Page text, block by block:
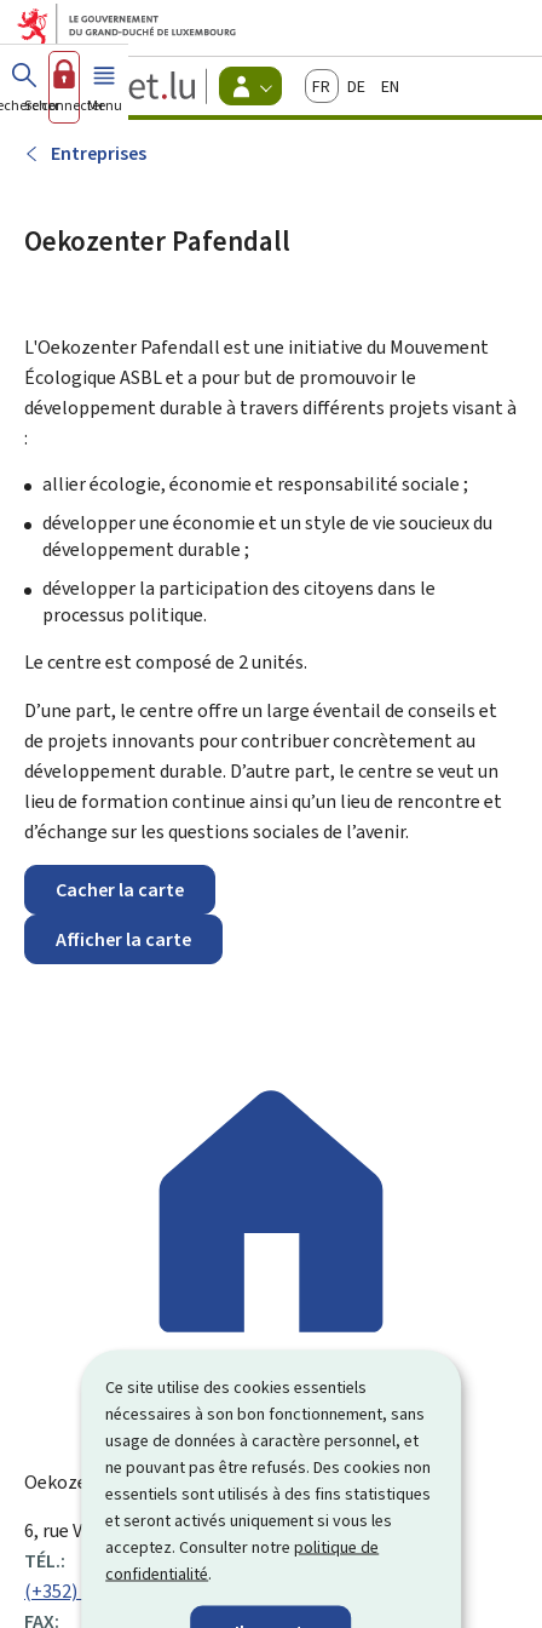
Ce site utilise des cookies essentiels
nécessaires à son bon fonctionnement, sans
usage de données à caractère personnel, et
ne pouvant pas être refusés. Des cookies non
essentiels sont utilisés à des fins statistiques
et seront activés uniquement si vous les
acceptez. Consulter notrepolitique de
confidentialité.
Aller au menu principal
Aller au contenu
Guichet.lu
Changer
d'espace
FrançaisDeutschEnglish
Se connecterMenu principal
Entreprises
Oekozenter Pafendall
L'Oekozenter Pafendallest une initiative du Mouvement
Écologique ASBL et a pour but de promouvoir le
développement durable à travers différents projets visant à
:
allier écologie, économie et responsabilité sociale ;
développer une économie et un style de vie soucieux du
développement durable ;
développer la participation des citoyens dans le
processus politique.
Le centre est composé de 2 unités.
D’une part, le centre offre un large éventail de conseils et
de projets innovants pour contribuer concrètement au
développement durable. D’autre part, le centre se veut un
lieu de formation continue ainsi qu’un lieu de rencontre et
d’échange sur les questions sociales de l’avenir.
Cacher la carte
Afficher la carte
Oekozenter Pafendall
ADRESSE
:
6, rue VaubanL-2663Luxembourg Luxembourg
TÉL.:
(+352) 43 90 30 40
FAX: